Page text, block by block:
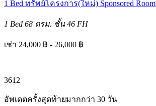
1 Bed ทรัพย์โครงการ(ใหม่) Sponsored Room
1 Bed 68 ตรม. ชั้น 46 FH
เช่า 24,000 ฿ - 26,000 ฿
3612
อัพเดตครั้งสุดท้ายมากกว่า 30 วัน